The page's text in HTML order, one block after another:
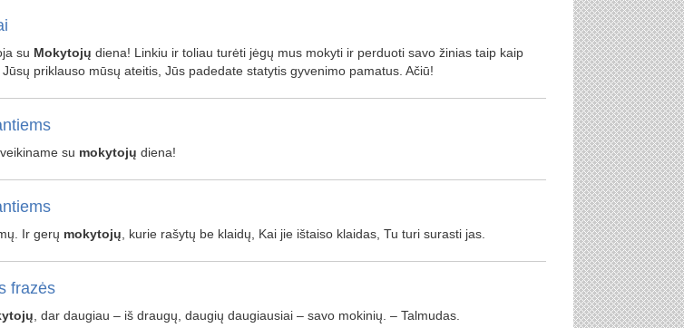
su Mokytojų diena! Linkiu ir toliau turėti jėgų mus mokyti ir perduoti savo žinias taip kaip
priklauso mūsų ateitis, Jūs padedate statytis gyvenimo pamatus. Ačiū!
su mokytojų diena!
Ir gerų mokytojų , kurie rašytų be klaidų, Kai jie ištaiso klaidas, Tu turi surasti jas.
frazės
, dar daugiau – iš draugų, daugių daugiausiai – savo mokinių. – Talmudas.